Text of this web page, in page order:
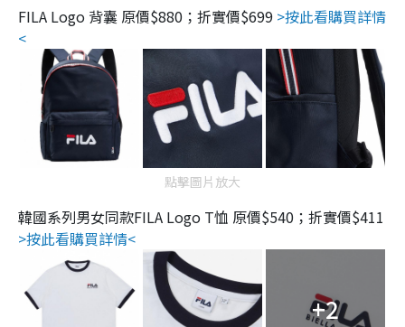
FILA Logo 背囊 原價$880；折實價$699 >按此看購買詳情
<
點擊圖片放大
韓國系列男女同款FILA Logo T恤 原價$540；折實價$411
>按此看購買詳情<
+2